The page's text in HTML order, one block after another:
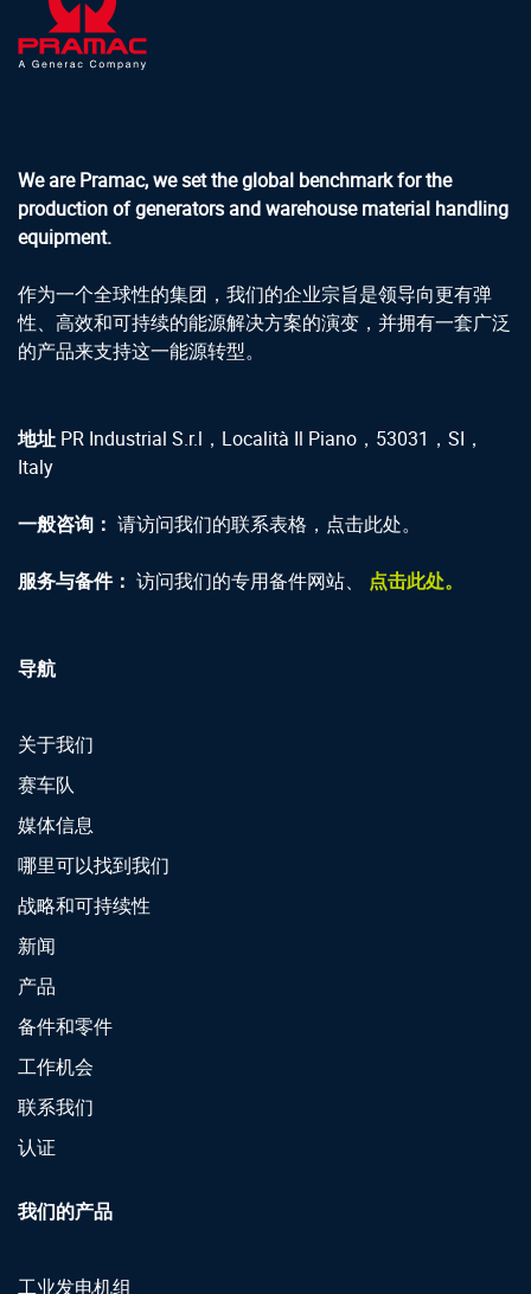
We are Pramac, we set the global benchmark for the
production of generators and warehouse material handling
equipment.
作为一个全球性的集团，我们的企业宗旨是领导向更有弹
性、高效和可持续的能源解决方案的演变，并拥有一套广泛
的产品来支持这一能源转型。
地址 PR Industrial S.r.l，Località Il Piano，53031，SI，
Italy
一般咨询： 请访问我们的联系表格，点击此处。
服务与备件： 访问我们的专用备件网站、 点击此处。
导航
关于我们
赛车队
媒体信息
哪里可以找到我们
战略和可持续性
新闻
产品
备件和零件
工作机会
联系我们
认证
我们的产品
工业发电机组